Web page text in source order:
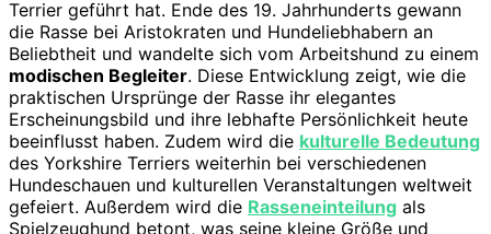
Terrier geführt hat. Ende des 19. Jahrhunderts gewann
die Rasse bei Aristokraten und Hundeliebhabern an
Beliebtheit und wandelte sich vom Arbeitshund zu einem
modischen Begleiter. Diese Entwicklung zeigt, wie die
praktischen Ursprünge der Rasse ihr elegantes
Erscheinungsbild und ihre lebhafte Persönlichkeit heute
beeinflusst haben. Zudem wird die kulturelle Bedeutung
des Yorkshire Terriers weiterhin bei verschiedenen
Hundeschauen und kulturellen Veranstaltungen weltweit
gefeiert. Außerdem wird die Rasseneinteilung als
Spielzeughund betont, was seine kleine Größe und